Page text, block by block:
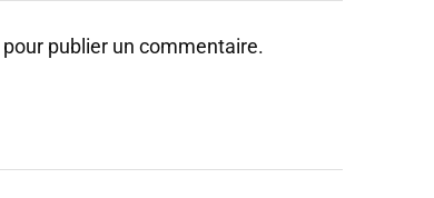
pour publier un commentaire.